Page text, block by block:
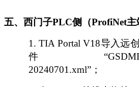
五、西门子PLC侧（ProfiNet主
1.TIA Portal V18导入远
件“GSDML-
20240701.xml”；